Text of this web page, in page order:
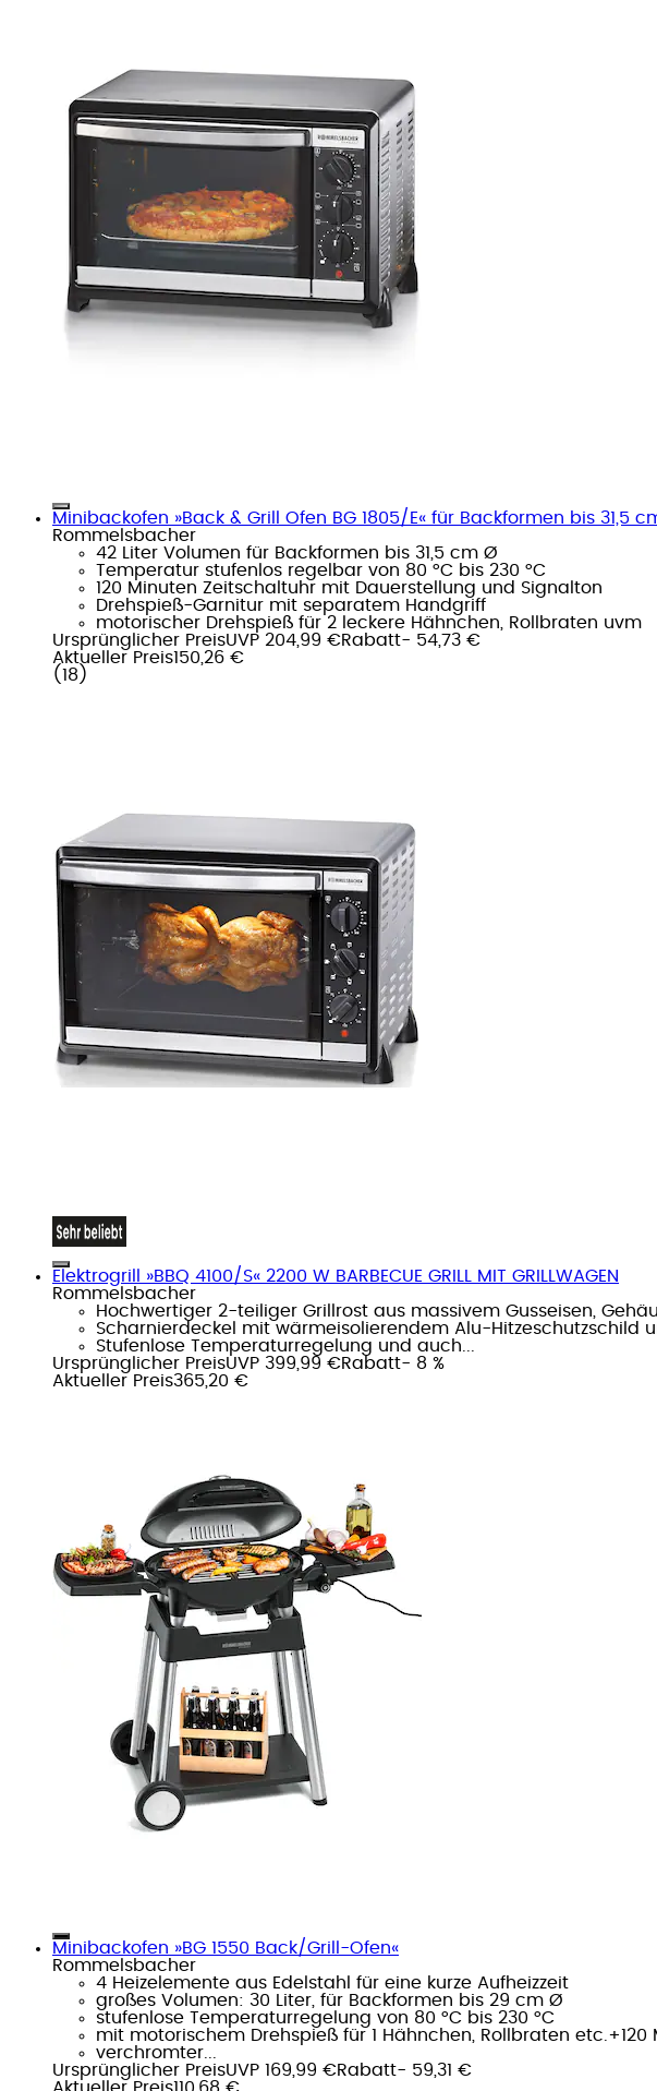
Minibackofen »Back & Grill Ofen BG 1805/E« für Backformen bis 31,5
Rommelsbacher
42 Liter Volumen für Backformen bis 31,5 cm Ø
Temperatur stufenlos regelbar von 80 °C bis 230 °C
120 Minuten Zeitschaltuhr mit Dauerstellung und Signalton
Drehspieß-Garnitur mit separatem Handgriff
motorischer Drehspieß für 2 leckere Hähnchen, Rollbraten uvm
Ursprünglicher PreisUVP 204,99 €Rabatt- 54,73 €
Aktueller Preis150,26 €
( 18 )
Elektrogrill »BBQ 4100/S« 2200 W BARBECUE GRILL MIT GRILLWAGEN
Rommelsbacher
Hochwertiger 2-teiliger Grillrost aus massivem Gusseisen,
Scharnierdeckel mit wärmeisolierendem Alu-Hitzeschutzschild
Stufenlose Temperaturregelung und auch...
Ursprünglicher PreisUVP 399,99 €Rabatt- 8 %
Aktueller Preis365,20 €
Minibackofen »BG 1550 Back/Grill-Ofen«
Rommelsbacher
4 Heizelemente aus Edelstahl für eine kurze Aufheizzeit
großes Volumen: 30 Liter, für Backformen bis 29 cm Ø
stufenlose Temperaturregelung von 80 °C bis 230 °C
mit motorischem Drehspieß für 1 Hähnchen, Rollbraten
verchromter...
Ursprünglicher PreisUVP 169,99 €Rabatt- 59,31 €